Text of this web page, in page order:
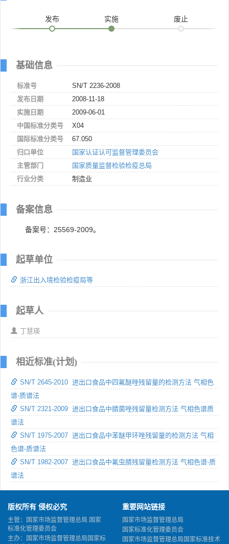
发布 实施 废止
基础信息
标准号
SN/T 2236-2008
发布日期
2008-11-18
实施日期
2009-06-01
中国标准分类号
X04
国际标准分类号
67.050
归口单位
国家认证认可监督管理委员会
主管部门
国家质量监督检验检疫总局
行业分类
制造业
备案信息
备案号：25569-2009。
起草单位
浙江出入境检验检疫局等
起草人
丁慧瑛
相近标准(计划)
SN/T 2645-2010 进出口食品中四氟醚唑残留量的检测方法 气相色
谱-质谱法
SN/T 2321-2009 进出口食品中腈菌唑残留量检测方法 气相色谱质
谱法
SN/T 1975-2007 进出口食品中苯醚甲环唑残留量的检测方法 气相
色谱-质谱法
SN/T 1982-2007 进出口食品中氟虫腈残留量检测方法 气相色谱-质
谱法
版权所有 侵权必究
主管：国家市场监督管理总局 国家
标准化管理委员会
主办：国家市场监督管理总局国家标
重要网站链接
国家市场监督管理总局
国家标准化管理委员会
国家市场监督管理总局国家标准技术